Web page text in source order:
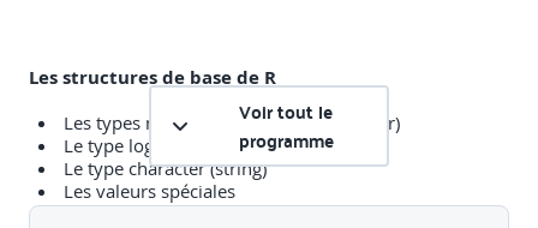
Les structures de base de R
Les types numériques (double et integer)
Le type logical (boolean)
Le type character (string)
Les valeurs spéciales
Le type vecteur
Voir tout le
programme